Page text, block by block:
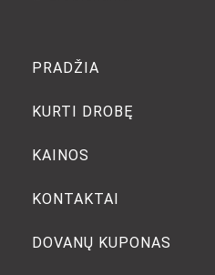
PRADŽIA
KURTI DROBĘ
KAINOS
KONTAKTAI
DOVANŲ KUPONAS